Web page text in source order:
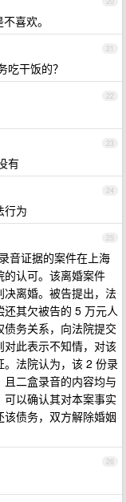
喜欢。
21
干饭的？
22
23
有
24
行为
25
音证据的案件在上海
认可。该离婚案件
离婚。被告提出，法
其欠被告的 5 万元人
务关系，向法院提交
此表示不知情，对该
法院认为，该 2 份录
二盒录音的内容均与
以确认其对本案事实
债务，双方解除婚姻
26